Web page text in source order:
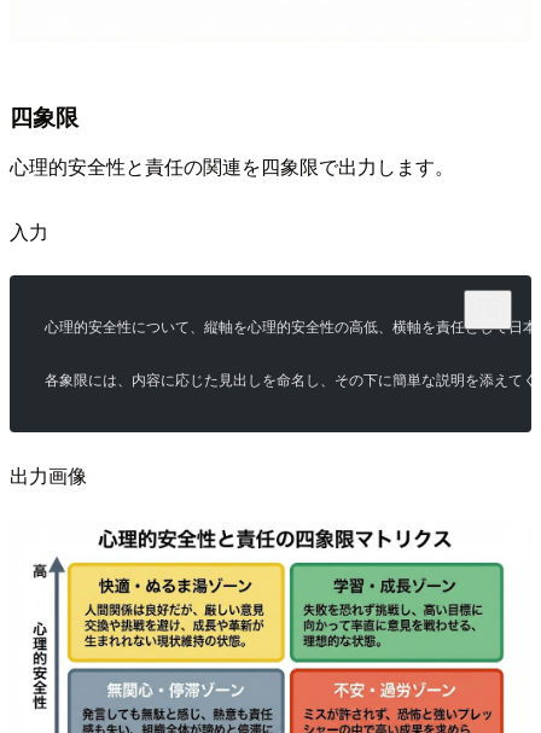
四象限
心理的安全性と責任の関連を四象限で出力します。
入力
心理的安全性について、縦軸を心理的安全性の高低、横軸を責任として日
各象限には、内容に応じた見出しを命名し、その下に簡単な説明を添えてく
出力画像